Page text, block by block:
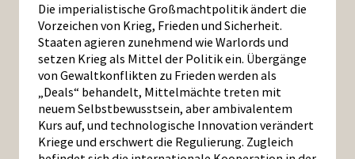
Die imperialistische Großmachtpolitik ändert die
Vorzeichen von Krieg, Frieden und Sicherheit.
Staaten agieren zunehmend wie Warlords und
setzen Krieg als Mittel der Politik ein. Übergänge
von Gewaltkonflikten zu Frieden werden als
„Deals“ behandelt, Mittelmächte treten mit
neuem Selbstbewusstsein, aber ambivalentem
Kurs auf, und technologische Innovation verändert
Kriege und erschwert die Regulierung. Zugleich